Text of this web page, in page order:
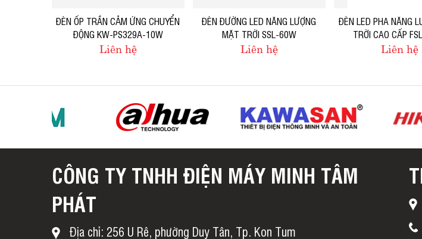
ĐÈN ỐP TRẦN CẢM ỨNG CHUYỂN
ĐỘNG KW-PS329A-10W
Liên hệ
ĐÈN ĐƯỜNG LED NĂNG LƯỢNG
MẶT TRỜI SSL-60W
Liên hệ
ĐÈN LED PHA NĂNG
TRỜI CAO CẤP
Liên hệ
CÔNG TY TNHH ĐIỆN MÁY MINH TÂM
PHÁT
Địa chỉ: 256 U Rê, phường Duy Tân, Tp. Kon Tum